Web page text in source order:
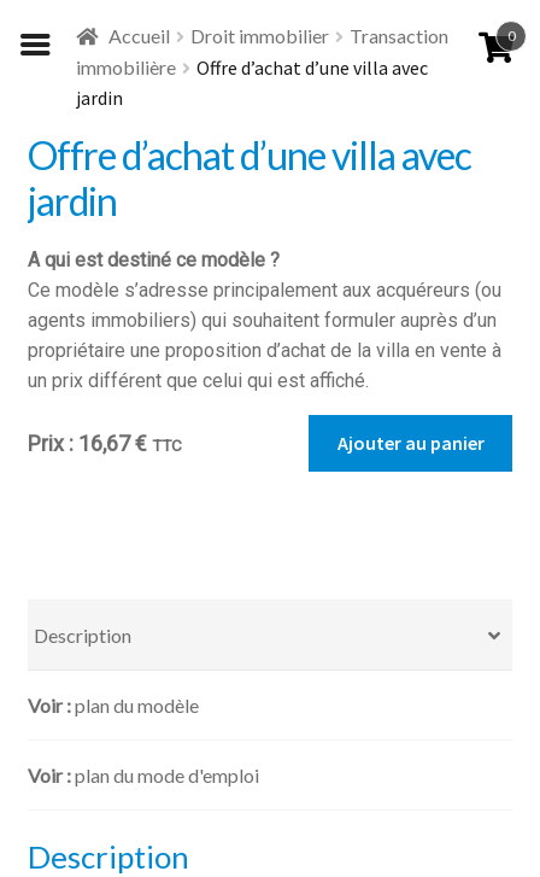
à
navigation
au
contenu
Accueil Droit immobilier
Transaction
immobilière
Offre d’achat d’une villa avec
jardin
Offre d’achat d’une villa avec
jardin
A qui est destiné ce modèle ?
Ce modèle s’adresse principalement aux acquéreurs (ou
agents immobiliers) qui souhaitent formuler auprès d’un
propriétaire une proposition d’achat de la villa en vente à
un prix différent que celui qui est affiché.
Ajouter au panier
16,67€ TTC
Description
plan du modèle
plan du mode d'emploi
Description
0